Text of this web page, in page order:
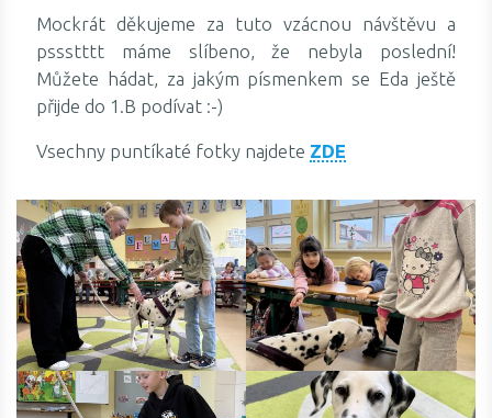
Mockrát děkujeme za tuto vzácnou návštěvu a
pssstttt máme slíbeno, že nebyla poslední!
Můžete hádat, za jakým písmenkem se Eda ještě
přijde do 1.B podívat :-)
Vsechny puntíkaté fotky najdete ZDE